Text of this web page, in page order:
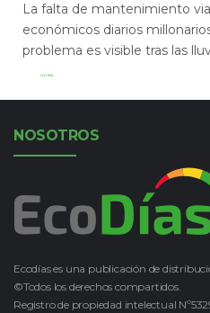
La falta de mantenimiento
económicos diarios
problema es visible tras las
Leer Más
NOSOTROS
Ecodías es una publicación de
©Todos los derechos compartidos.
Registro de propiedad intelectual